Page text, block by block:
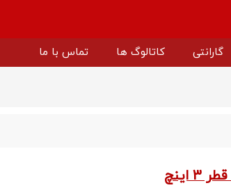
باتری لیتیومی ویچی
گارانتی کاتالوگ ها تماس با ما